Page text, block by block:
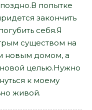
попытке
закончить
себя.Я
существом на
новым домом, а
целью.Нужно
к моему
живой.